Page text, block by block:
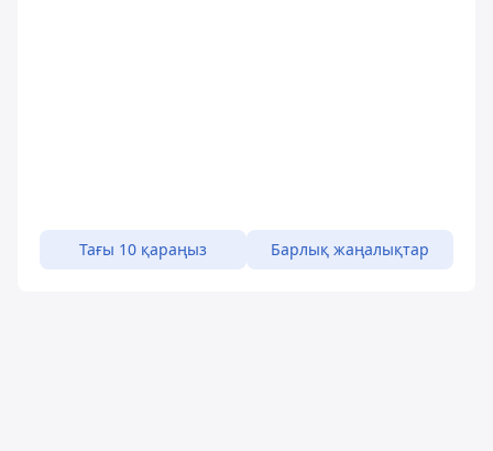
Тағы 10 қараңыз Барлық жаңалықтар